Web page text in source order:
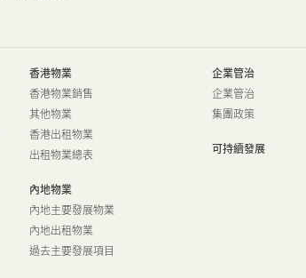
香港物業
香港物業銷售
其他物業
香港出租物業
出租物業總表
內地物業
內地主要發展物業
內地出租物業
過去主要發展項目
企業管治
企業管治
集團政策
可持續發展